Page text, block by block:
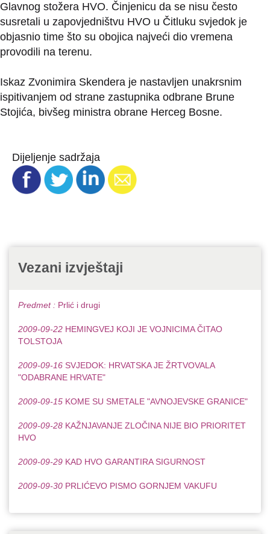
Glavnog stožera HVO. Činjenicu da se nisu često
susretali u zapovjedništvu HVO u Čitluku svjedok je
objasnio time što su obojica najveći dio vremena
provodili na terenu.
Iskaz Zvonimira Skendera je nastavljen unakrsnim
ispitivanjem od strane zastupnika odbrane Brune
Stojića, bivšeg ministra obrane Herceg Bosne.
Dijeljenje sadržaja
Vezani izvještaji
Predmet : Prlić i drugi
2009-09-22 HEMINGVEJ KOJI JE VOJNICIMA ČITAO
TOLSTOJA
2009-09-16 SVJEDOK: HRVATSKA JE ŽRTVOVALA
"ODABRANE HRVATE"
2009-09-15 KOME SU SMETALE "AVNOJEVSKE GRANICE"
2009-09-28 KAŽNJAVANJE ZLOČINA NIJE BIO PRIORITET
HVO
2009-09-29 KAD HVO GARANTIRA SIGURNOST
2009-09-30 PRLIĆEVO PISMO GORNJEM VAKUFU